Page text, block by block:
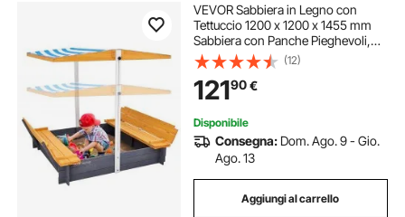
VEVOR Sabbiera in Legno con
Tettuccio 1200 x 1200 x 1455 mm
Sabbiera con Panche Pieghevoli,
Rivestimento del Fondo, Sabbiera
per Bambini in Legno per Cortile
all'aperto, Spiaggia, Parco, per 3-12
Anni
(12)
12190€
Disponibile
Consegna: Dom. Ago. 9 - Gio.
Ago. 13
Aggiungi al carrello